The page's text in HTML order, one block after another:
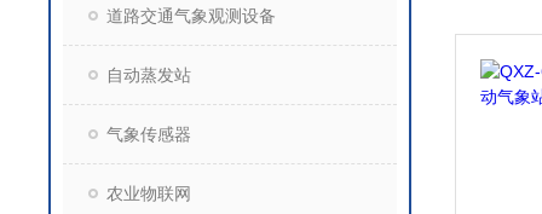
道路交通气象观测设备
自动蒸发站
气象传感器
农业物联网